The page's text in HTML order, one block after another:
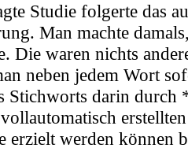
Studie folgerte das
Man machte
Die waren nichts
neben jedem Wort
Stichworts darin
erzielt werden können